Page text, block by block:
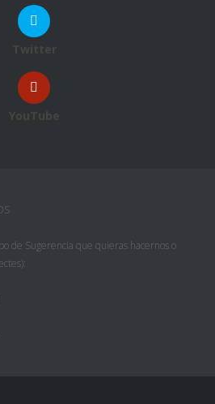
Twitter
YouTube
de Sugerencia que quieras hacernos o